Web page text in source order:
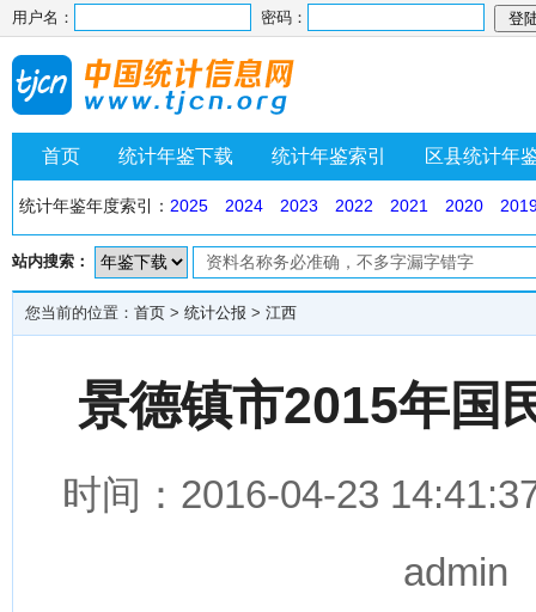
用户名： 密码：
首页 统计年鉴下载 统计年鉴索引 区县统计年
统计年鉴年度索引： 2025 2024 2023 2022 2021 2020
站内搜索：
您当前的位置： 首页 > 统计公报 > 江西
景德镇市2015年国
时间：2016-04-23
admin